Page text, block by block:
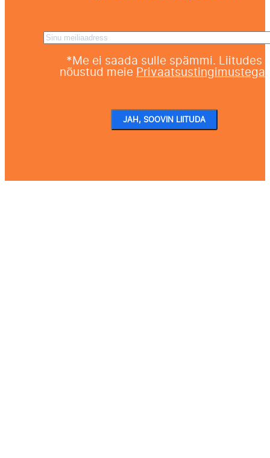
Sinu meiliaadress
*Me ei saada sulle spämmi. Liitudes
nõustud meie Privaatsustingimustega
JAH, SOOVIN LIITUDA